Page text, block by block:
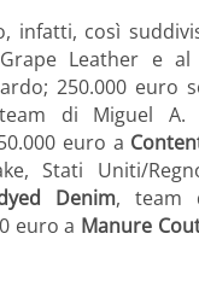
infatti, così
Leather e
250.000 euro
di Miguel A.
euro a
Stati Uniti/
Denim, team
euro a Manure